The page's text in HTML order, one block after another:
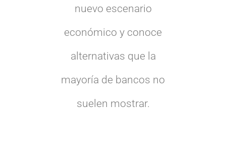
nuevo escenario
económico y conoce
alternativas que la
mayoría de bancos no
suelen mostrar.